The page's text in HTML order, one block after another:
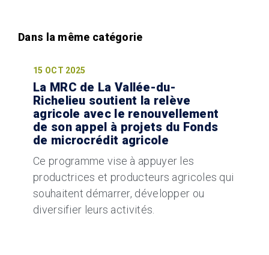
15 OCT 2025
La MRC de La Vallée-du-
Richelieu soutient la relève
agricole avec le renouvellement
de son appel à projets du Fonds
de microcrédit agricole
Ce programme vise à appuyer les
productrices et producteurs agricoles qui
souhaitent démarrer, développer ou
diversifier leurs activités.